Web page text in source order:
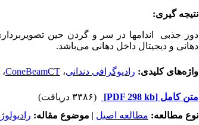
نتیجه گیری:
دوز جذبی اندامها در سر و گردن حین
دهانی و دیجیتال داخل دهانی میباشد.
واژه‌های کلیدی: رادیوگرافی دندانی، ConeBeamCT،
متن کامل [PDF 298 kb]
(۳۳۸۶ دریافت)
نوع مطالعه: مطالعه اصیل | موضوع مقاله: